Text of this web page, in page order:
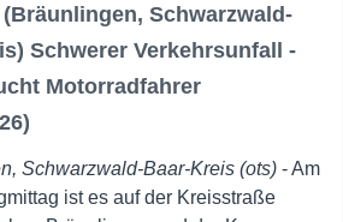
(Bräunlingen, Schwarzwald-
Schwerer Verkehrsunfall -
Motorradfahrer
Schwarzwald-Baar-Kreis (ots)- Am
ist es auf der Kreisstraße